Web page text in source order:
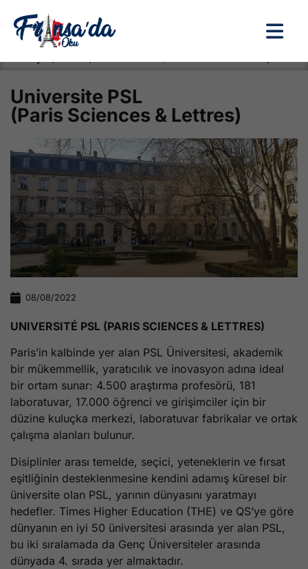
Universite PSL
(Paris Sciences & Lettres)
08/08/2022
UNIVERSITÉ PSL (PARIS SCIENCES & LETTRES)
Paris’in kalbinde yer alan PSL Üniversitesi, akademik
bir mükemmellik, yaratıcılık ve inovasyon adına ideal
bir ortam sunar: 4.500 araştırma profesörü, 181
laboratuvar, 17.000 öğrenci ve girişimciler için bir
düzine kuluçka merkezi, laboratuvar fabrikalar ve ortak
çalışma alanları bulunur.
Disiplinler arası temelde, seçici, yeteneklerin ve fırsat
eşitliğinin desteklenmesine kendini adamış küresel bir
üniversite olan PSL, yarının dünyasını yaratmayı
hedefler. Times Higher Education (THE) ve QS’ye göre
dünyanın en iyi 50 üniversitesi arasında yer alan PSL,
bu iki sıralamada da Genç Üniversiteler arasında
dünyada 4. sırada yer almaktadır.